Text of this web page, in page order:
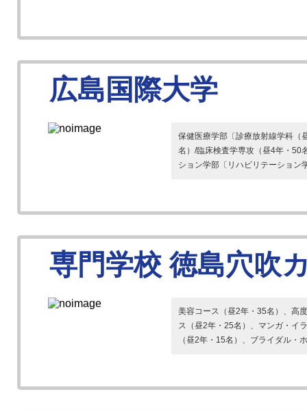
広島国際大学
保健医療学部〔診療放射線学科（
名）/臨床検査学専攻（昼4年・50
ション学部〔リハビリテーション
専門学校 徳島穴吹
美容コース（昼2年・35名）、高
ス（昼2年・25名）、マンガ・イ
（昼2年・15名）、ブライダル・